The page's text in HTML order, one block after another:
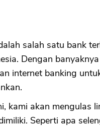
salah satu bank
Dengan
internet banking
kami akan mengulas
Seperti apa